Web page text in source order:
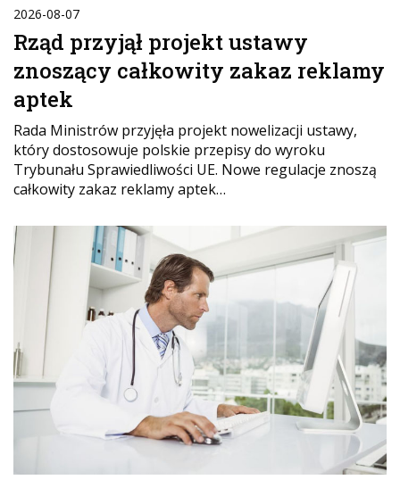
2026-08-07
Rząd przyjął projekt ustawy
znoszący całkowity zakaz reklamy
aptek
Rada Ministrów przyjęła projekt nowelizacji ustawy,
który dostosowuje polskie przepisy do wyroku
Trybunału Sprawiedliwości UE. Nowe regulacje znoszą
całkowity zakaz reklamy aptek…